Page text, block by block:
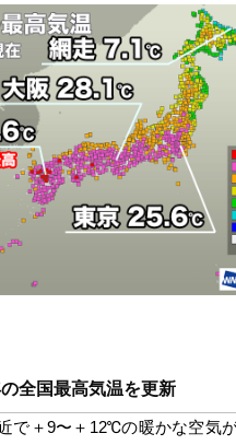
全国最高気温を更新
で＋9〜＋12℃の暖かな空気